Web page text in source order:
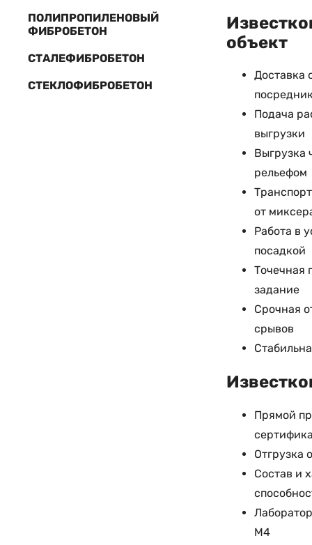
ПОЛИПРОПИЛЕНОВЫЙ
ФИБРОБЕТОН
СТАЛЕФИБРОБЕТОН
СТЕКЛОФИБРОБЕТОН
объект
Доставка
Подача
выгрузки
Выгрузка
рельефом
от
Работа в
посадкой
Точечная
задание
Срочная
срывов
Прямой
Отгрузка
Состав и
М4